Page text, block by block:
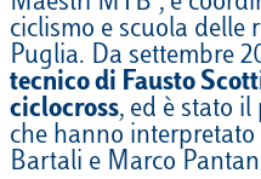
ciclismo e scuola delle
Puglia. Da settembre
tecnico di Fausto
ciclocross, ed è stato
che hanno
Bartali e Marco